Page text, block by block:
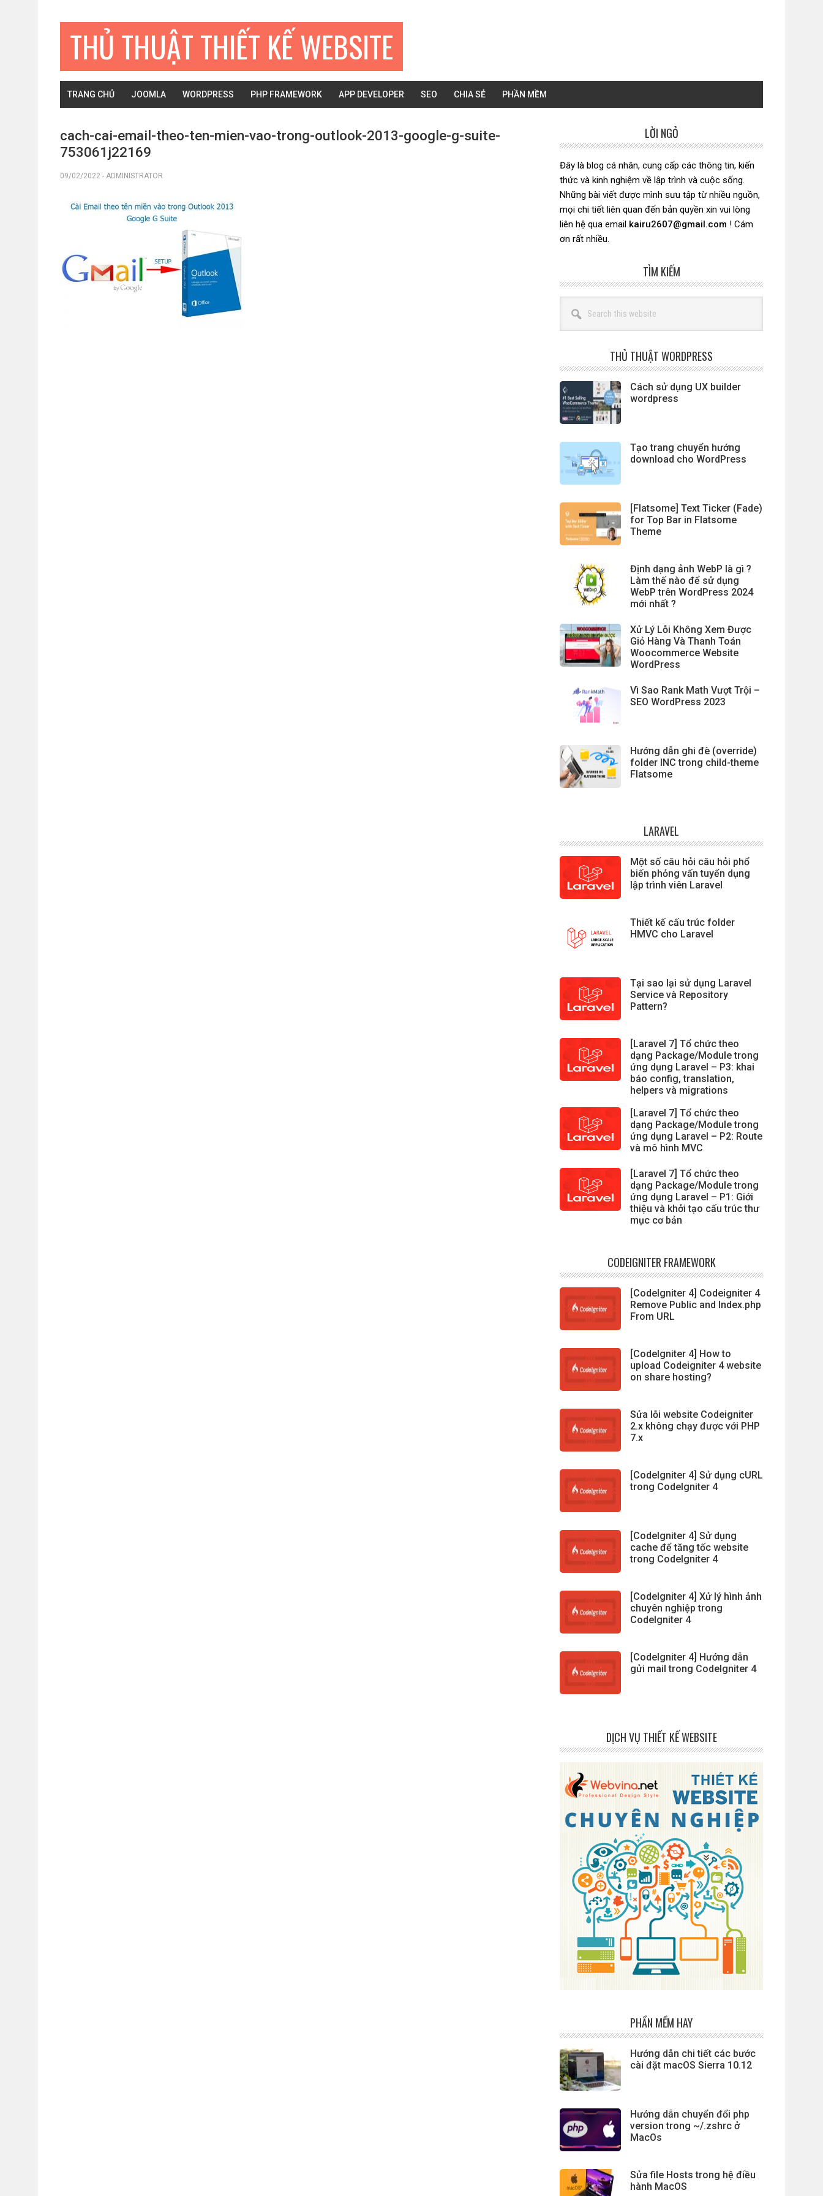
THỦ THUẬT THIẾT KẾ WEBSITE
TRANG CHỦ JOOMLA WORDPRESS PHP FRAMEWORK APP DEVELOPER SEO CHIA SẺ PHẦN MỀM
cach-cai-email-theo-ten-mien-vao-trong-outlook-2013-google-g-suite-
753061j22169
09/02/2022 - ADMINISTRATOR
chính
LỜI NGỎ
Đây là blog cá nhân, cung cấp các thông tin, kiến
thức và kinh nghiệm về lập trình và cuộc sống.
Những bài viết được mình sưu tập từ nhiều nguồn,
mọi chi tiết liên quan đến bản quyền xin vui lòng
liên hệ qua email kairu2607@gmail.com ! Cám
ơn rất nhiều.
TÌM KIẾM
this
website
THỦ THUẬT WORDPRESS
Cách sử dụng UX builder
wordpress
Tạo trang chuyển hướng
download cho WordPress
[Flatsome] Text Ticker (Fade)
for Top Bar in Flatsome
Theme
Định dạng ảnh WebP là gì ?
Làm thế nào để sử dụng
WebP trên WordPress 2024
mới nhất ?
Xử Lý Lỗi Không Xem Được
Giỏ Hàng Và Thanh Toán
Woocommerce Website
WordPress
Vì Sao Rank Math Vượt Trội –
SEO WordPress 2023
Hướng dẫn ghi đè (override)
folder INC trong child-theme
Flatsome
LARAVEL
Một số câu hỏi câu hỏi phổ
biến phỏng vấn tuyển dụng
lập trình viên Laravel
Thiết kế cấu trúc folder
HMVC cho Laravel
Tại sao lại sử dụng Laravel
Service và Repository
Pattern?
[Laravel 7] Tổ chức theo
dạng Package/Module trong
ứng dụng Laravel – P3: khai
báo config, translation,
helpers và migrations
[Laravel 7] Tổ chức theo
dạng Package/Module trong
ứng dụng Laravel – P2: Route
và mô hình MVC
[Laravel 7] Tổ chức theo
dạng Package/Module trong
ứng dụng Laravel – P1: Giới
thiệu và khởi tạo cấu trúc thư
mục cơ bản
CODEIGNITER FRAMEWORK
[CodeIgniter 4] Codeigniter 4
Remove Public and Index.php
From URL
[CodeIgniter 4] How to
upload Codeigniter 4 website
on share hosting?
Sửa lỗi website Codeigniter
2.x không chạy được với PHP
7.x
[CodeIgniter 4] Sử dụng cURL
trong CodeIgniter 4
[CodeIgniter 4] Sử dụng
cache để tăng tốc website
trong CodeIgniter 4
[CodeIgniter 4] Xử lý hình ảnh
chuyên nghiệp trong
CodeIgniter 4
[CodeIgniter 4] Hướng dẫn
gửi mail trong CodeIgniter 4
DỊCH VỤ THIẾT KẾ WEBSITE
PHẦN MỀM HAY
Hướng dẫn chi tiết các bước
cài đặt macOS Sierra 10.12
Hướng dẫn chuyển đổi php
version trong ~/.zshrc ở
MacOs
Sửa file Hosts trong hệ điều
hành MacOS